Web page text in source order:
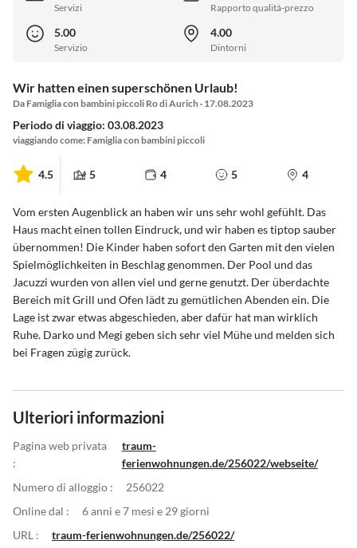
Servizi Rapporto qualità-prezzo
5.00
Servizio
4.00
Dintorni
Wir hatten einen superschönen Urlaub!
Da Famiglia con bambini piccoli Ro di Aurich · 17.08.2023
Periodo di viaggio: 03.08.2023
viaggiando come: Famiglia con bambini piccoli
4.5 5 4 5 4
Vom ersten Augenblick an haben wir uns sehr wohl gefühlt. Das
Haus macht einen tollen Eindruck, und wir haben es tiptop sauber
übernommen! Die Kinder haben sofort den Garten mit den vielen
Spielmöglichkeiten in Beschlag genommen. Der Pool und das
Jacuzzi wurden von allen viel und gerne genutzt. Der überdachte
Bereich mit Grill und Ofen lädt zu gemütlichen Abenden ein. Die
Lage ist zwar etwas abgeschieden, aber dafür hat man wirklich
Ruhe. Darko und Megi geben sich sehr viel Mühe und melden sich
bei Fragen zügig zurück.
Ulteriori informazioni
Pagina web privata
:
traum-
ferienwohnungen.de/256022/webseite/
Numero di alloggio :
256022
Online dal :
6 anni e 7 mesi e 29 giorni
URL :
traum-ferienwohnungen.de/256022/